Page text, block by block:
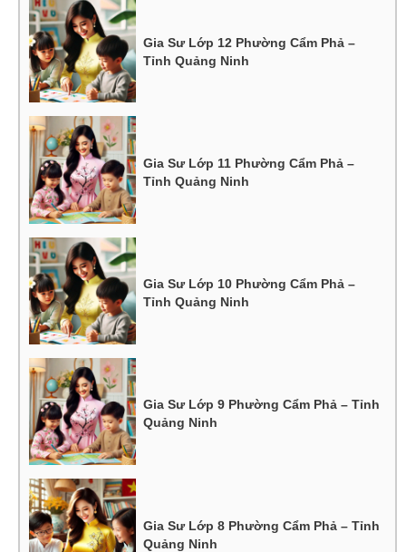
Gia Sư Lớp 12 Phường Cẩm Phả –
Tỉnh Quảng Ninh
Gia Sư Lớp 11 Phường Cẩm Phả –
Tỉnh Quảng Ninh
Gia Sư Lớp 10 Phường Cẩm Phả –
Tỉnh Quảng Ninh
Gia Sư Lớp 9 Phường Cẩm Phả – Tỉnh
Quảng Ninh
Gia Sư Lớp 8 Phường Cẩm Phả – Tỉnh
Quảng Ninh